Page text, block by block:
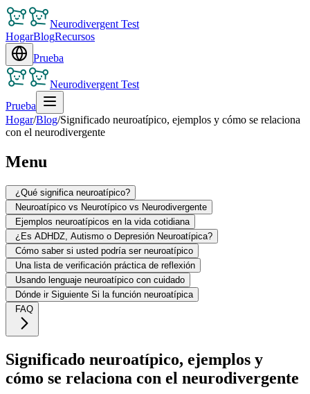
Neurodivergent Test
HogarBlogRecursos
Prueba
Neurodivergent Test
Prueba
Hogar/Blog/Significado neuroatípico, ejemplos y cómo se relaciona
con el neurodivergente
Menu
¿Qué significa neuroatípico?
Neuroatípico vs Neurotípico vs Neurodivergente
Ejemplos neuroatípicos en la vida cotidiana
¿Es ADHDZ, Autismo o Depresión Neuroatípica?
Cómo saber si usted podría ser neuroatípico
Una lista de verificación práctica de reflexión
Usando lenguaje neuroatípico con cuidado
Dónde ir Siguiente Si la función neuroatípica
FAQ
Significado neuroatípico, ejemplos y
cómo se relaciona con el neurodivergente